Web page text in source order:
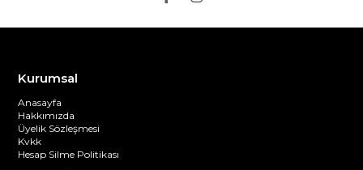
Kurumsal
Anasayfa
Hakkımızda
Üyelik Sözleşmesi
Kvkk
Hesap Silme Politikası